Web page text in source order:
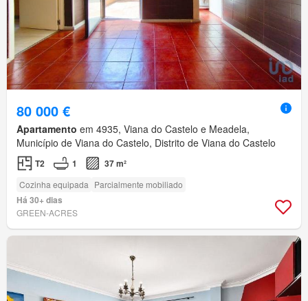
80 000 €
Apartamento em 4935, Viana do Castelo e Meadela,
Município de Viana do Castelo, Distrito de Viana do Castelo
T2 1 37 m²
Cozinha equipada Parcialmente mobiliado
Há 30+ dias
GREEN-ACRES